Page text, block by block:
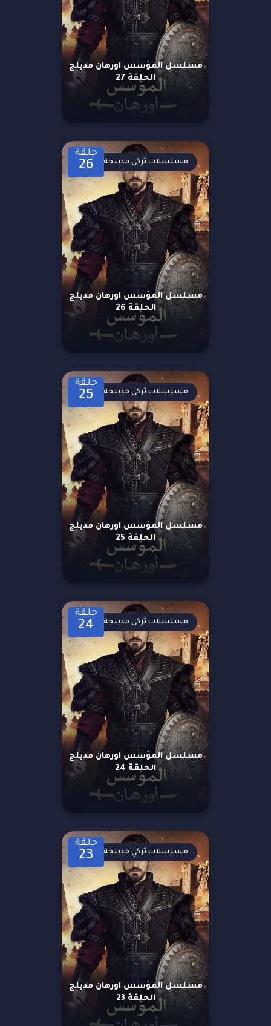
مسلسل المؤسس اورهان مدبلج
الحلقة 27
حلقة
26
مسلسل المؤسس اورهان مدبلج
الحلقة 26
مسلسلات تركي مدبلجة
حلقة
25
مسلسل المؤسس اورهان مدبلج
الحلقة 25
مسلسلات تركي مدبلجة
حلقة
24
مسلسل المؤسس اورهان مدبلج
الحلقة 24
مسلسلات تركي مدبلجة
حلقة
23
مسلسل المؤسس اورهان مدبلج
الحلقة 23
مسلسلات تركي مدبلجة